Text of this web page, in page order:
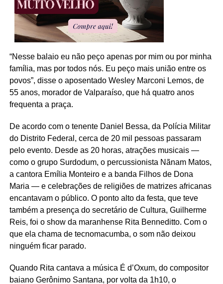
“Nesse balaio eu não peço apenas por mim ou por minha
família, mas por todos nós. Eu peço mais união entre os
povos”, disse o aposentado Wesley Marconi Lemos, de
55 anos, morador de Valparaíso, que há quatro anos
frequenta a praça.
De acordo com o tenente Daniel Bessa, da Polícia Militar
do Distrito Federal, cerca de 20 mil pessoas passaram
pelo evento. Desde as 20 horas, atrações musicais —
como o grupo Surdodum, o percussionista Nãnam Matos,
a cantora Emília Monteiro e a banda Filhos de Dona
Maria — e celebrações de religiões de matrizes africanas
encantavam o público. O ponto alto da festa, que teve
também a presença do secretário de Cultura, Guilherme
Reis, foi o show da maranhense Rita Benneditto. Com o
que ela chama de tecnomacumba, o som não deixou
ninguém ficar parado.
Quando Rita cantava a música É d’Oxum, do compositor
baiano Gerônimo Santana, por volta da 1h10, o